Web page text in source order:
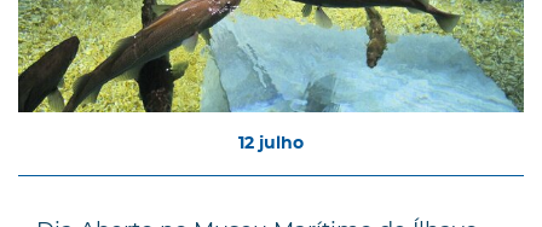
12 julho